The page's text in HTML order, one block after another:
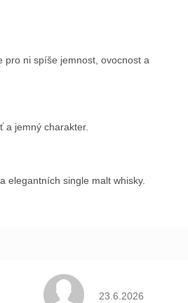
pro ni spíše jemnost, ovocnost a
a jemný charakter.
elegantních single malt whisky.
z 5 hvězdiček. Hodnocení
23.6.2026